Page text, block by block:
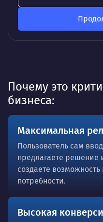
Почему это
бизнеса:
Максимальная
Пользователь сам
предлагаете решение
создаете
потребности.
Высокая